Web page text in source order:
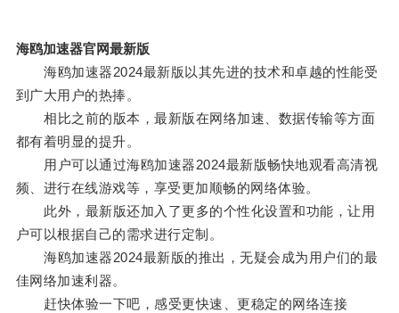
海鸥加速器官网最新版
海鸥加速器2024最新版以其先进的技术和卓越的性能受
到广大用户的热捧。
相比之前的版本，最新版在网络加速、数据传输等方面
都有着明显的提升。
用户可以通过海鸥加速器2024最新版畅快地观看高清视
频、进行在线游戏等，享受更加顺畅的网络体验。
此外，最新版还加入了更多的个性化设置和功能，让用
户可以根据自己的需求进行定制。
海鸥加速器2024最新版的推出，无疑会成为用户们的最
佳网络加速利器。
赶快体验一下吧，感受更快速、更稳定的网络连接